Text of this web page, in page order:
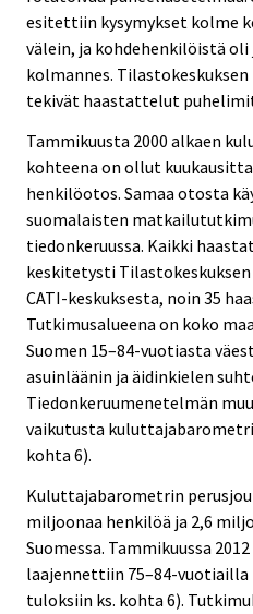
esitettiin kysymykset kolme
välein, ja kohdehenkilöistä oli
kolmannes.
tekivät haastattelut
Tammikuusta 2000 alkaen
kohteena on ollut
henkilöotos. Samaa otosta
suomalaisten
tiedonkeruussa. Kaikki
keskitetysti
CATI-keskuksesta, noin 35
Tutkimusalueena on koko
Suomen 15–84-vuotiasta
asuinläänin ja äidinkielen
Tiedonkeruumenetelmän
vaikutusta
kohta 6).
Kuluttajabarometrin
miljoonaa henkilöä ja 2,6
Suomessa. Tammikuussa
laajennettiin 75–84-
tuloksiin ks. kohta 6).